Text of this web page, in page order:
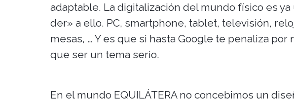
adaptable. La digitalización del mundo físico es
der» a ello. PC, smartphone, tablet, televisión,
mesas, … Y es que si hasta Google te penaliza
que ser un tema serio.
En el mundo EQUILÁTERA no concebimos un